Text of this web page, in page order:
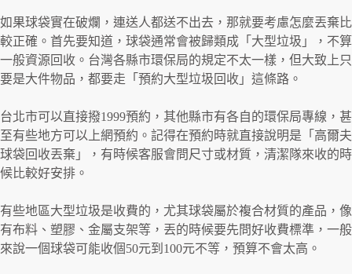
如果球袋實在破爛，連送人都送不出去，那就要考慮怎麼丟棄比
較正確。首先要知道，球袋通常會被歸類成「大型垃圾」，不算
一般資源回收。台灣各縣市環保局的規定不太一樣，但大致上只
要是大件物品，都要走「預約大型垃圾回收」這條路。
台北市可以直接撥1999預約，其他縣市有各自的環保局專線，甚
至有些地方可以上網預約。記得在預約時就直接說明是「高爾夫
球袋回收丟棄」，有時候客服會問尺寸或材質，清潔隊來收的時
候比較好安排。
有些地區大型垃圾是收費的，尤其球袋屬於複合材質的產品，像
有布料、塑膠、金屬支架等，丟的時候要先問好收費標準，一般
來說一個球袋可能收個50元到100元不等，預算不會太高。